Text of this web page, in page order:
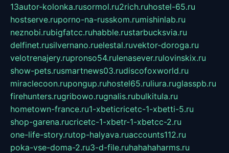
13autor-kolonka.rusormol.ru2rich.ruhostel-65.ru
hostserve.ruporno-na-russkom.rumishinlab.ru
neznobi.rubigfatcc.ruhabble.rustarbucksvia.ru
delfinet.rusilvernano.ruelestal.ruvektor-doroga.ru
velotrenajery.rupronso54.rulenasever.rulovinskix.ru
show-pets.rusmartnews03.rudiscofoxworld.ru
miraclecoon.rupongup.ruhostel65.ruliura.ruglasspb.ru
firehunters.rugribowo.rugnalis.rubulkitula.ru
hometown-france.ru1-xbeticricetc-1-xbetti-5.ru
shop-garena.rucricetc-1-xbetr-1-xbetcc-2.ru
one-life-story.rutop-halyava.ruaccounts112.ru
poka-vse-doma-2.ru3-d-file.ruhahahaharms.ru